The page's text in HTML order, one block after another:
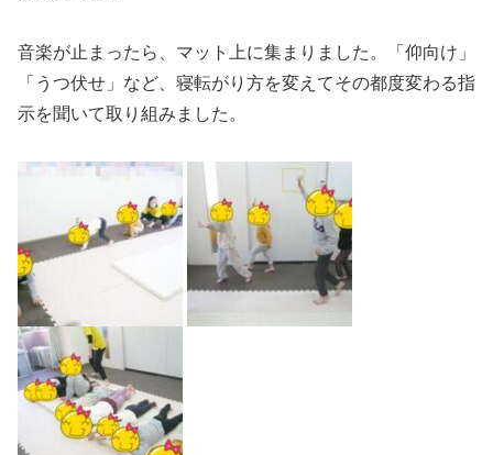
音楽が止まったら、マット上に集まりました。「仰向け」
「うつ伏せ」など、寝転がり方を変えてその都度変わる指
示を聞いて取り組みました。